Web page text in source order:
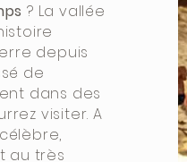
? La vallée
depuis
de
dans des
visiter.A
au très